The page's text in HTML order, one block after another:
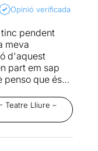
tarda-nit.
va
del Watusi
formada
feroces
y joyas
va consagrar
literària
la narrativa
una visió molt
Opinió verificada
pendent
meva
d'aquest
part em sap
penso que és
vist
com les
del tot
dono per
Teatre Lliure –